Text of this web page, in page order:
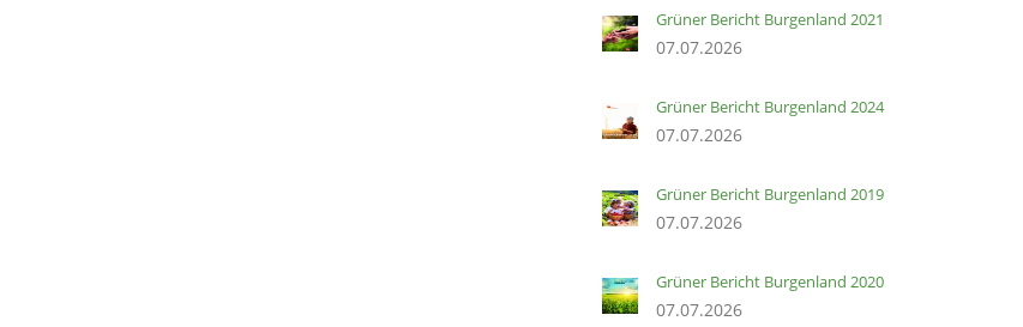
Grüner Bericht Burgenland 2021
07.07.2026
Grüner Bericht Burgenland 2024
07.07.2026
Grüner Bericht Burgenland 2019
07.07.2026
Grüner Bericht Burgenland 2020
07.07.2026